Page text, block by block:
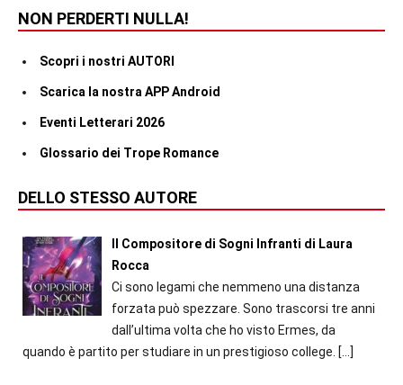
NON PERDERTI NULLA!
Scopri i nostri AUTORI
Scarica la nostra APP Android
Eventi Letterari 2026
Glossario dei Trope Romance
DELLO STESSO AUTORE
Il Compositore di Sogni Infranti di Laura
Rocca
Ci sono legami che nemmeno una distanza
forzata può spezzare. Sono trascorsi tre anni
dall’ultima volta che ho visto Ermes, da
quando è partito per studiare in un prestigioso college. […]